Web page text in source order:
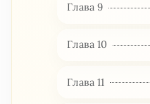
Глава 9
Глава 10
Глава 11